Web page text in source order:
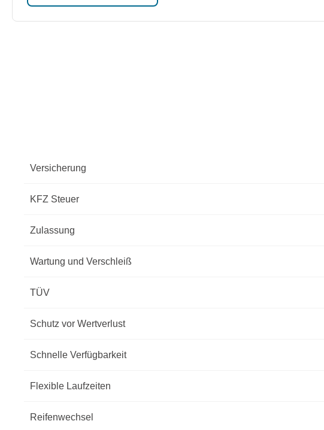
Versicherung
KFZ Steuer
Zulassung
Wartung und Verschleiß
TÜV
Schutz vor Wertverlust
Schnelle Verfügbarkeit
Flexible Laufzeiten
Reifenwechsel